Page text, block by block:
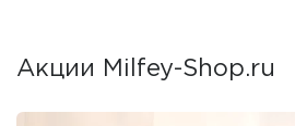
Акции Milfey-Shop.ru